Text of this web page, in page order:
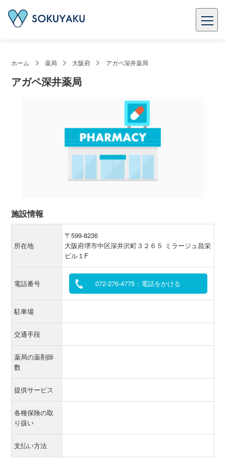
ホーム 薬局 大阪府 アガペ深井薬局
アガペ深井薬局
施設情報
所在地
〒599-8236
大阪府堺市中区深井沢町３２６５ ミラージュ昌栄
ビル１F
電話番号 072-276-4775：電話をかける
駐車場
交通手段
薬局の薬剤師
数
提供サービス
各種保険の取
り扱い
支払い方法